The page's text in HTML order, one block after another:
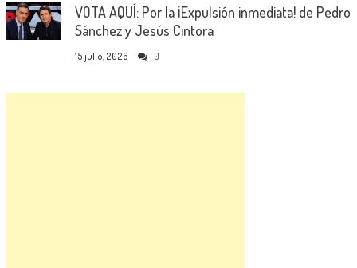
VOTA AQUÍ: Por la ¡Expulsión inmediata! de Pedro
Sánchez y Jesús Cintora
15 julio, 2026 0